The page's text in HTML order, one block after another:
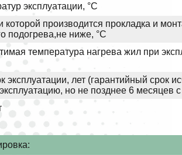
эксплуатации, °С
которой производится прокладка и
подогрева,не ниже, °С
температура нагрева жил при
эксплуатации, лет (гарантийный срок
но не позднее 6 месяцев